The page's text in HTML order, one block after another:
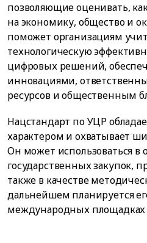
позволяющие оценивать,
на экономику, общество и
поможет организациям
технологическую
цифровых решений,
инновациями,
ресурсов и общественным
Нацстандарт по УЦР
характером и охватывает
Он может использоваться в
государственных закупок,
также в качестве
дальнейшем планируется
международных